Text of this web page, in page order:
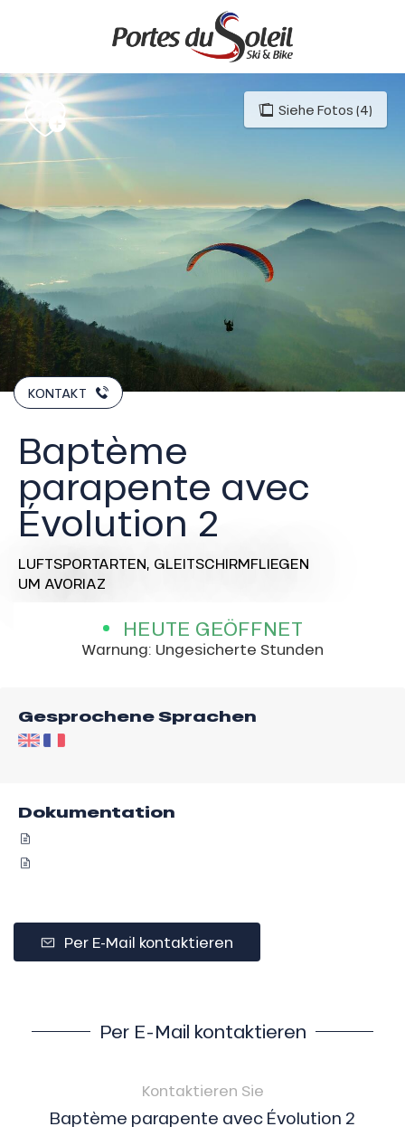
principal
Siehe Fotos (4)
KONTAKT
Baptème
parapente avec
Évolution 2
LUFTSPORTARTEN, GLEITSCHIRMFLIEGEN
UM AVORIAZ
HEUTE GEÖFFNET
Warnung: Ungesicherte Stunden
Gesprochene Sprachen
Dokumentation
Per E-Mail kontaktieren
Per E-Mail kontaktieren
Kontaktieren Sie
Baptème parapente avec Évolution 2